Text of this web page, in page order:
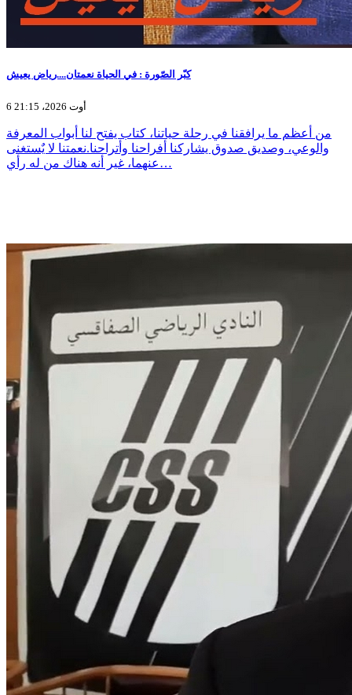
كبّر الصّورة : في الحياة نعمتان....رياض يعيش
6 أوت 2026، 21:15
من أعظم ما يرافقنا في رحلة حياتنا، كتاب يفتح لنا أبواب المعرفة
والوعي، وصديق صدوق يشاركنا أفراحنا وأتراحنا.نعمتنا لا يٌستغنى
عنهما، غير أنه هناك من له رأي…